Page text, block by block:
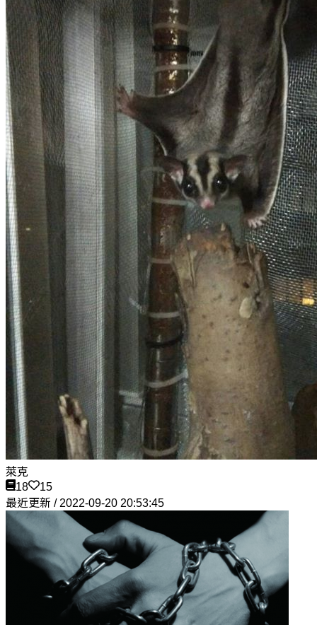
萊克
18
15
最近更新 / 2022-09-20 20:53:45